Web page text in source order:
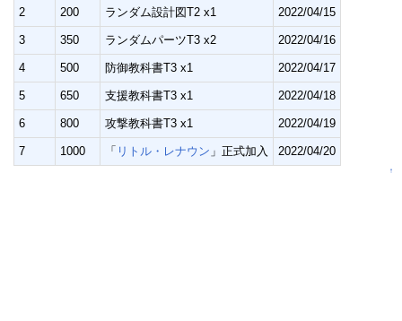
2 200 ランダム設計図T2 x1 2022/04/15
3 350 ランダムパーツT3 x2 2022/04/16
4 500 防御教科書T3 x1 2022/04/17
5 650 支援教科書T3 x1 2022/04/18
6 800 攻撃教科書T3 x1 2022/04/19
7 1000 「 リトル・レナウン 」正式加入 2022/04/20
↑